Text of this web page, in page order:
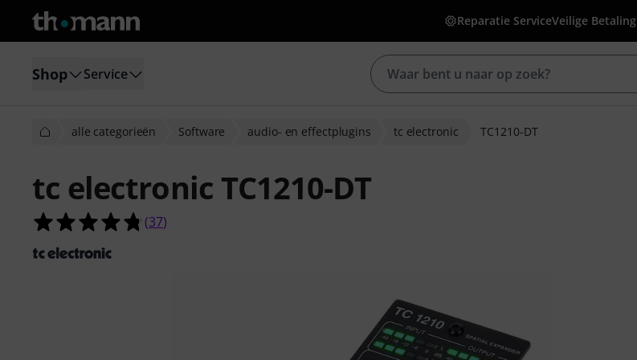
Reparatie ServiceVeilige Betaling
Shop Service
alle categorieën Software audio- en effectplugins tc electronic TC1210-DT
tc electronic TC1210-DT
4.8 van de 5 sterren van 37 klantbeoordelingen
(37)